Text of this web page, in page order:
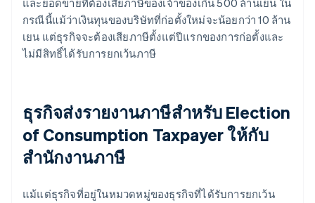
และยอดขายที่ต้องเสียภาษีของเจ้าของเกิน 500 ล้านเยน ใน
กรณีนี้แม้ว่าเงินทุนของบริษัทที่ก่อตั้งใหม่จะน้อยกว่า 10 ล้าน
เยน แต่ธุรกิจจะต้องเสียภาษีตั้งแต่ปีแรกของการก่อตั้งและ
ไม่มีสิทธิ์ได้รับการยกเว้นภาษี
ธุรกิจส่งรายงานภาษีสำหรับ Election
of Consumption Taxpayer ให้กับ
สำนักงานภาษี
แม้แต่ธุรกิจที่อยู่ในหมวดหมู่ของธุรกิจที่ได้รับการยกเว้น